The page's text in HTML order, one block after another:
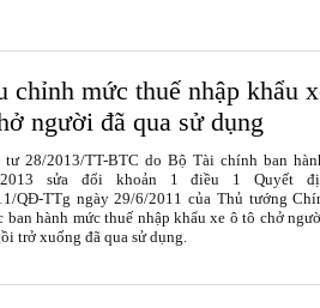
chỉnh mức thuế nhập khẩu
người đã qua sử dụng
tư 28/2013/TT-BTC do Bộ Tài chính ban
2013 sửa đổi khoản 1 điều 1 Quyết
QĐ-TTg ngày 29/6/2011 của Thủ tướng
ban hành mức thuế nhập khẩu xe ô tô chở
trở xuống đã qua sử dụng.